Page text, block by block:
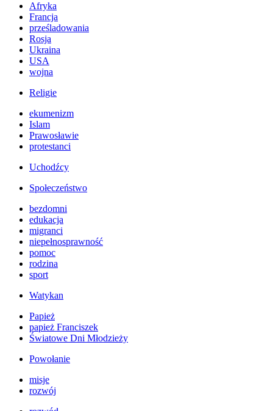
Afryka
Francja
prześladowania
Rosja
Ukraina
USA
wojna
Religie
ekumenizm
Islam
Prawosławie
protestanci
Uchodźcy
Społeczeństwo
bezdomni
edukacja
migranci
niepełnosprawność
pomoc
rodzina
sport
Watykan
Papież
papież Franciszek
Światowe Dni Młodzieży
Powołanie
misje
rozwój